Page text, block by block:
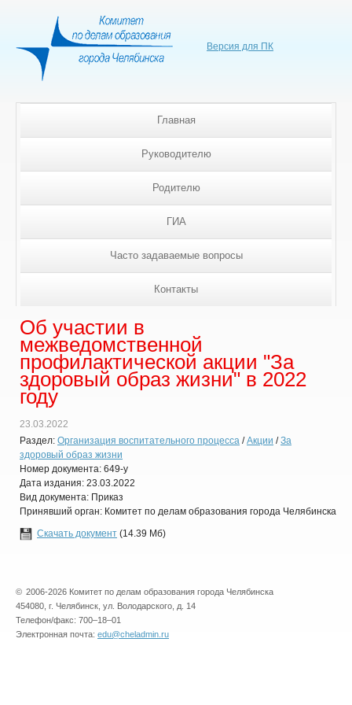
Версия для ПК
Главная
Руководителю
Родителю
ГИА
Часто задаваемые вопросы
Контакты
Об участии в
межведомственной
профилактической акции "За
здоровый образ жизни" в 2022
году
23.03.2022
Раздел: Организация воспитательного процесса /Акции /За
здоровый образ жизни
Номер документа: 649-у
Дата издания: 23.03.2022
Вид документа: Приказ
Принявший орган: Комитет по делам образования города Челябинска
Скачать документ (14.39 Мб)
© 2006-2026 Комитет по делам образования города Челябинска
454080, г. Челябинск, ул. Володарского, д. 14
Телефон/факс: 700–18–01
Электронная почта: edu@cheladmin.ru